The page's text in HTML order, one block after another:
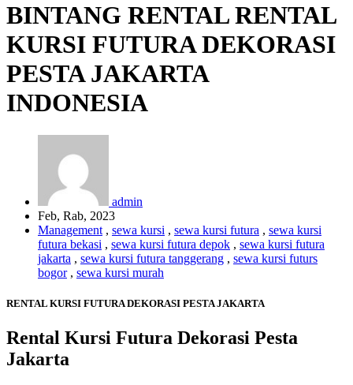
BINTANG RENTALRENTAL
KURSI FUTURA DEKORASI
PESTA JAKARTA
INDONESIA
admin
Feb, Rab, 2023
Management , sewa kursi , sewa kursi futura , sewa kursi
futura bekasi , sewa kursi futura depok , sewa kursi futura
jakarta , sewa kursi futura tanggerang , sewa kursi futurs
bogor, sewa kursi murah
RENTAL KURSI FUTURA DEKORASI PESTA JAKARTA
Rental Kursi Futura Dekorasi Pesta
Jakarta